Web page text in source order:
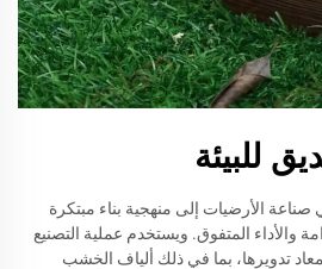
للبيئة
صناعة الأرضيات إلى منهجية بناء مبتكرة
والأداء المتفوق. ويستخدم عملية التصنيع
المعاد تدويرها، بما في ذلك ألياف الخشب